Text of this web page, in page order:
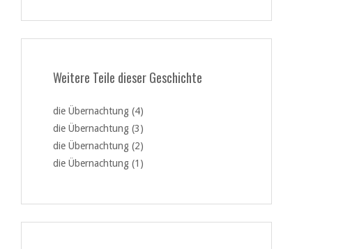
Weitere Teile dieser Geschichte
die Übernachtung (4)
die Übernachtung (3)
die Übernachtung (2)
die Übernachtung (1)